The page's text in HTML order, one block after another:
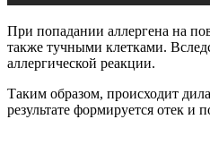
При попадании аллергена на
также тучными клетками.
аллергической реакции.
Таким образом, происходит
результате формируется отек и